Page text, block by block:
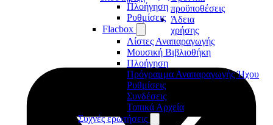
Πλοήγηση
Ρυθμίσεις
Flacbox
Λίστες Αναπαραγωγής
Μουσική Βιβλιοθήκη
Πλοήγηση
Πρόγραμμα Αναπαραγωγής Ήχου
Ρυθμίσεις
Συνδέσεις
Τοπικά Αρχεία
Συχνές ερωτήσεις
προϋποθέσεις
Άδεια
χρήσης